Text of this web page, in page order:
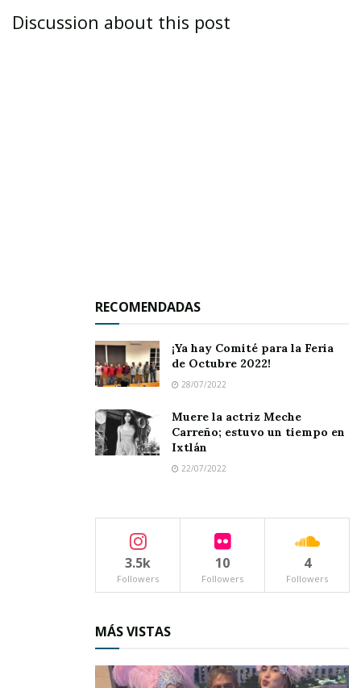
pudo regresar a su domicilio.
Discussion about this post
RECOMENDADAS
¡Ya hay Comité para la Feria
de Octubre 2022!
28/07/2022
Muere la actriz Meche
Carreño; estuvo un tiempo en
Ixtlán
22/07/2022
3.5k
Followers
10
Followers
4
Followers
MÁS VISTAS